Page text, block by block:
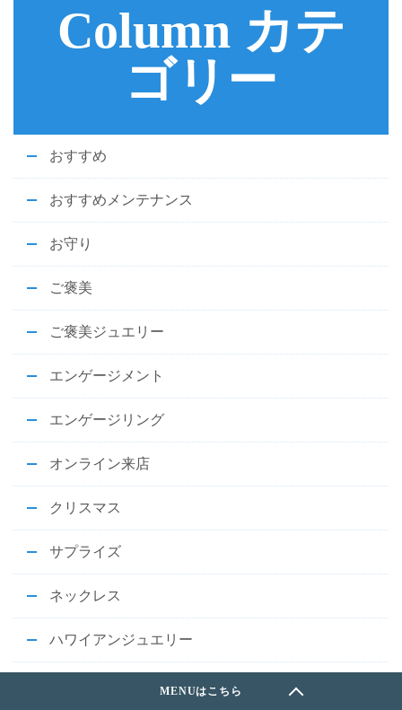
Column カテ
ゴリー
おすすめ
おすすめメンテナンス
お守り
ご褒美
ご褒美ジュエリー
エンゲージメント
エンゲージリング
オンライン来店
クリスマス
サプライズ
ネックレス
ハワイアンジュエリー
ハワイアンジュエリーのコーディネート